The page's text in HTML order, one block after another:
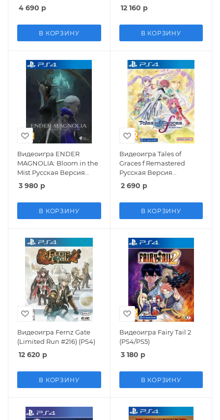
4 690 р
В КОРЗИНУ
Русская Версия (PS4)
12 160 р
В КОРЗИНУ
Видеоигра ENDER
MAGNOLIA: Bloom in the
Mist Русская Версия
(PS4)
3 980 р
В КОРЗИНУ
Видеоигра Tales of
Graces f Remastered
Русская Версия
(PS4/PS5)
2 690 р
В КОРЗИНУ
Видеоигра Fernz Gate
(Limited Run #216) (PS4)
12 620 р
В КОРЗИНУ
Видеоигра Fairy Tail 2
(PS4/PS5)
3 180 р
В КОРЗИНУ